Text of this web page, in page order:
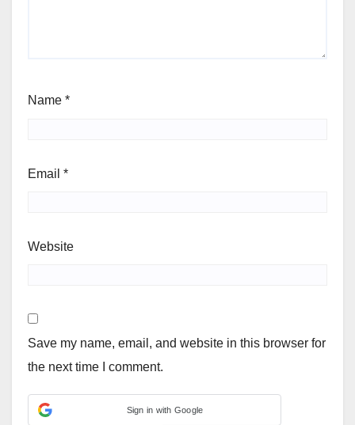
Name *
Email *
Website
Save my name, email, and website in this browser for
the next time I comment.
Sign in with Google